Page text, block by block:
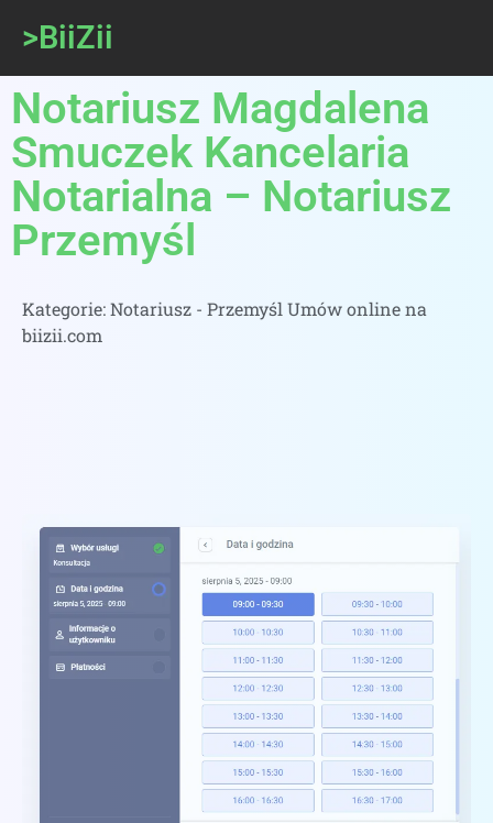
>BiiZii
Notariusz Magdalena
Smuczek Kancelaria
Notarialna – Notariusz
Przemyśl
Kategorie:Notariusz - Przemyśl Umów online na
biizii.com